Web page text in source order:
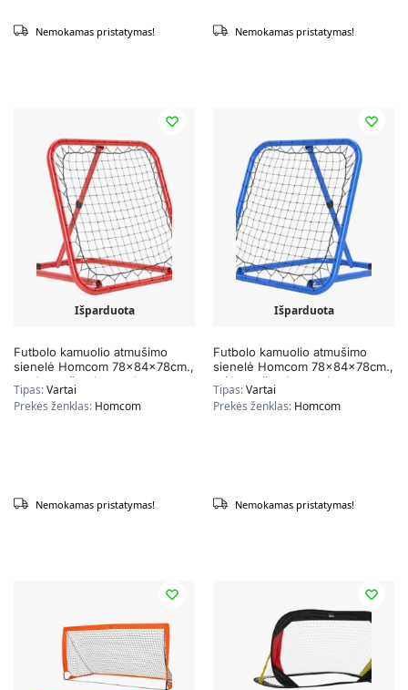
Nemokamas pristatymas! Nemokamas pristatymas!
Išparduota
Futbolo kamuolio atmušimo
sienelė Homcom 78x84x78cm.,
raudonos/juodos spalvos
Tipas:Vartai
Prekės ženklas: Homcom
Nemokamas pristatymas!
Išparduota
Futbolo kamuolio atmušimo
sienelė Homcom 78x84x78cm.,
mėlynos/juodos spalvos
Tipas:Vartai
Prekės ženklas: Homcom
Nemokamas pristatymas!